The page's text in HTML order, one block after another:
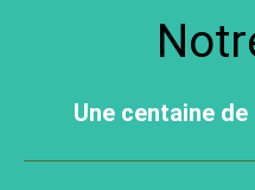
Une centaine